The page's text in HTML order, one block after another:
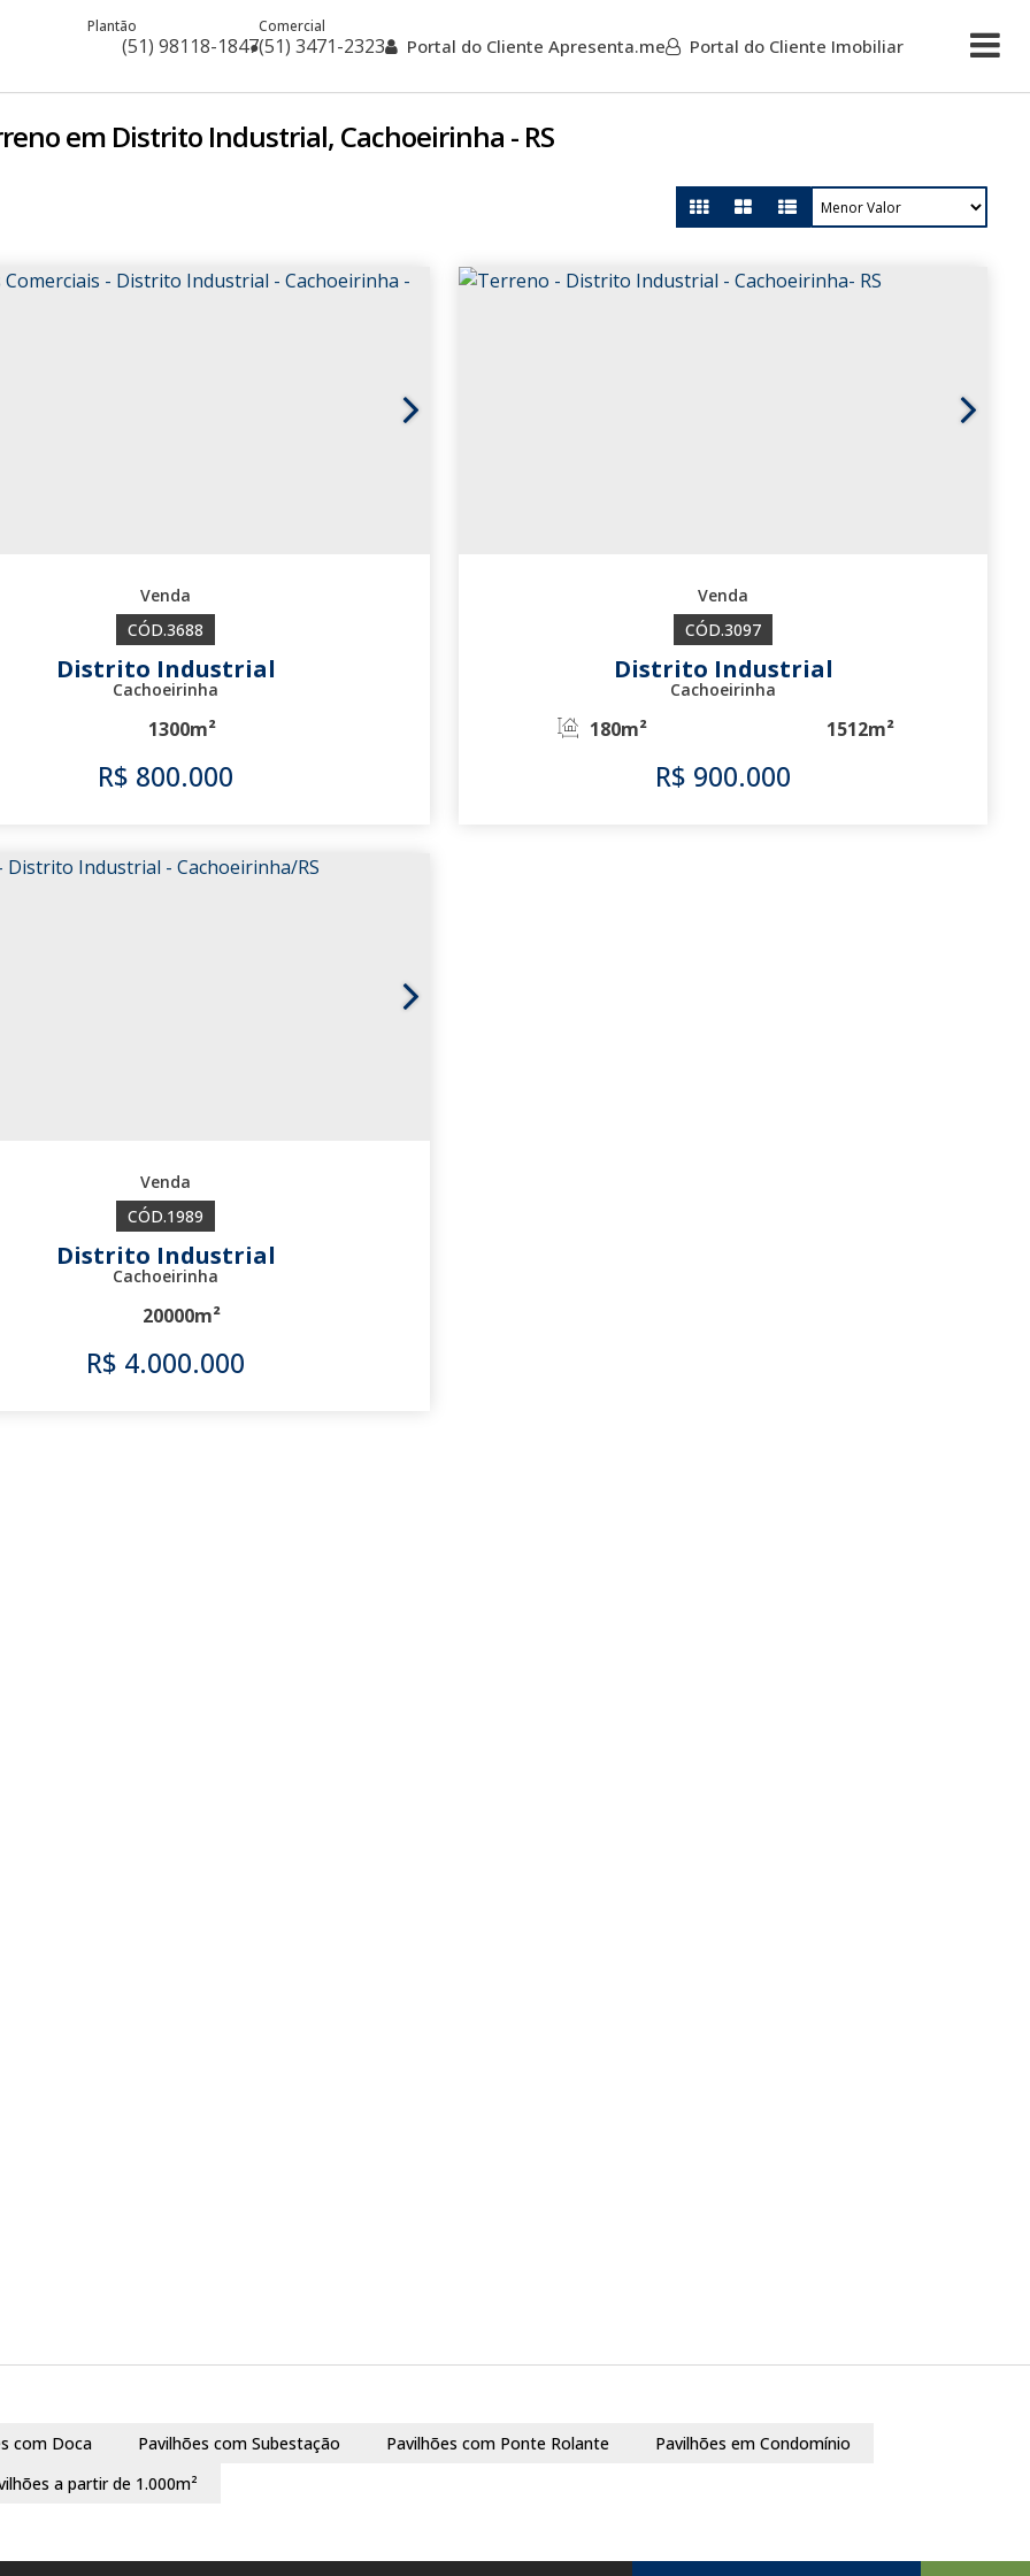
(51) 98118-1847
Plantão
(51) 3471-2323
Comercial
Portal do Cliente Apresenta.me Portal do Cliente Imobiliar
em Distrito Industrial, Cachoeirinha - RS
3688
R$ 800.000
3688
Distrito Industrial
Cachoeirinha
1300m²
R$ 900.000
3097
Distrito Industrial
Cachoeirinha
180m² 1512m²
R$ 4.000.000
1989
Distrito Industrial
Cachoeirinha
20000m²
com Doca Pavilhões com Subestação Pavilhões com Ponte Rolante
Pavilhões em Condomínio
a partir de 1.000m²